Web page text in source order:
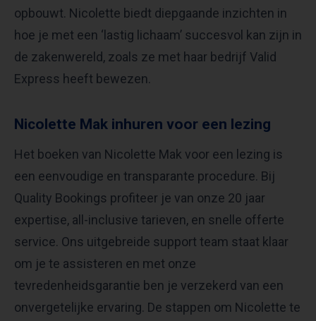
opbouwt. Nicolette biedt diepgaande inzichten in
hoe je met een ‘lastig lichaam’ succesvol kan zijn in
de zakenwereld, zoals ze met haar bedrijf Valid
Express heeft bewezen.
Nicolette Mak inhuren voor een lezing
Het boeken van Nicolette Mak voor een lezing is
een eenvoudige en transparante procedure. Bij
Quality Bookings profiteer je van onze 20 jaar
expertise, all-inclusive tarieven, en snelle offerte
service. Ons uitgebreide support team staat klaar
om je te assisteren en met onze
tevredenheidsgarantie ben je verzekerd van een
onvergetelijke ervaring. De stappen om Nicolette te